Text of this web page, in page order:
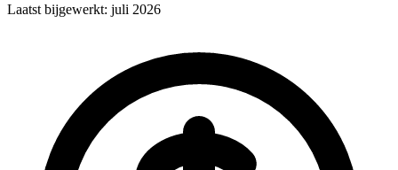
Laatst bijgewerkt: juli 2026